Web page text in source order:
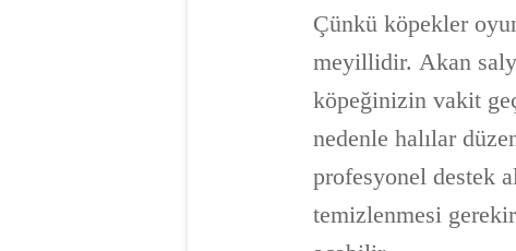
Çünkü köpekler
meyillidir. Akan
köpeğinizin vakit
nedenle halılar
profesyonel destek
temizlenmesi